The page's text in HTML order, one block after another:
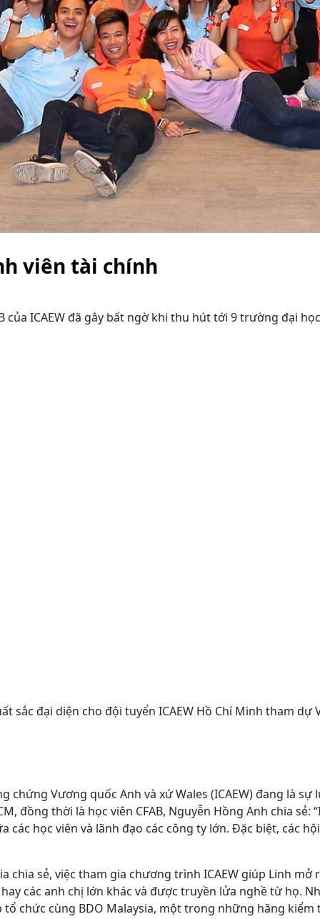
viên tài chính
ICAEW đã gây bất ngờ khi thu hút tới 9 trường đại
đại diện cho đội tuyển ICAEW Hồ Chí Minh tham
Vương quốc Anh và xứ Wales (ICAEW) đang là
thời là học viên CFAB, Nguyễn Hồng Anh chia
học viên và lãnh đạo các công ty lớn. Đặc biệt, các
chia sẻ, việc tham gia chương trình ICAEW giúp Linh
các anh chị lớn khác và được truyền lửa nghề từ họ.
chức cùng BDO Malaysia, một trong những hãng